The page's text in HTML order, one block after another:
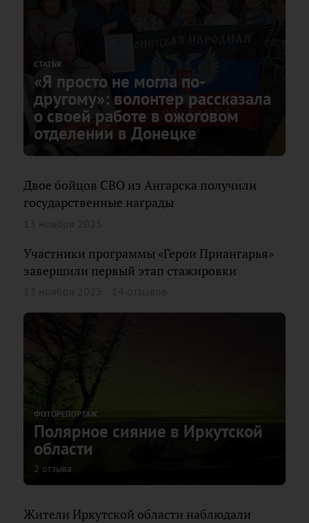
СТАТЬЯ
«Я просто не могла по-
другому»: волонтер рассказала
о своей работе в ожоговом
отделении в Донецке
Двое бойцов СВО из Ангарска получили
государственные награды
Участники программы «Герои Приангарья»
завершили первый этап стажировки
ФОТОРЕПОРТАЖ
Полярное сияние в Иркутской
области
2 отзыва
Жители Иркутской области наблюдали